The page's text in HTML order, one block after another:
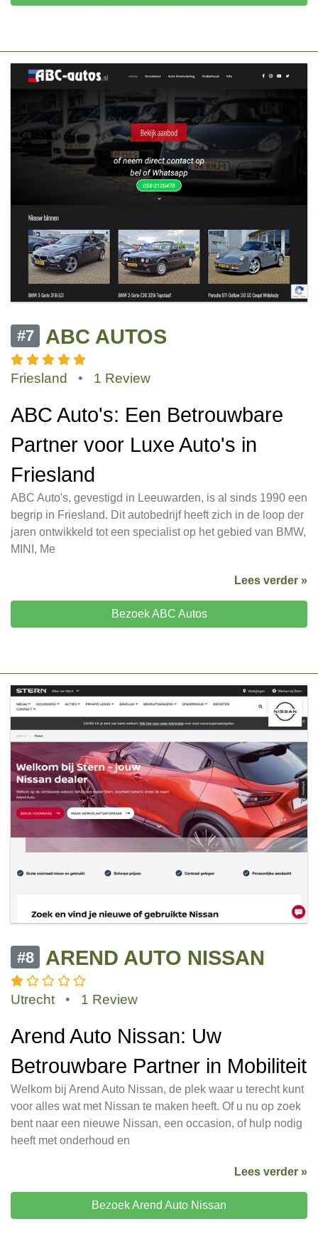
#7 ABC AUTOS
Friesland • 1 Review
ABC Auto's: Een Betrouwbare
Partner voor Luxe Auto's in
Friesland
ABC Auto's, gevestigd in Leeuwarden, is al sinds 1990 een
begrip in Friesland. Dit autobedrijf heeft zich in de loop der
jaren ontwikkeld tot een specialist op het gebied van BMW,
MINI, Me
Lees verder »
Bezoek ABC Autos
#8 AREND AUTO NISSAN
Utrecht • 1 Review
Arend Auto Nissan: Uw
Betrouwbare Partner in Mobiliteit
Welkom bij Arend Auto Nissan, de plek waar u terecht kunt
voor alles wat met Nissan te maken heeft. Of u nu op zoek
bent naar een nieuwe Nissan, een occasion, of hulp nodig
heeft met onderhoud en
Lees verder »
Bezoek Arend Auto Nissan